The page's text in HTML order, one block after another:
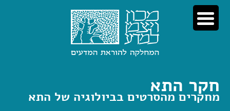
דלג
לתוכן
דלג
לניווט
חקר התא
מחקרים מהסרטים בביולוגיה של התא